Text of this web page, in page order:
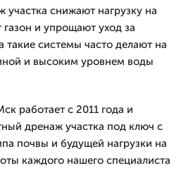
участка снижают нагрузку на
и упрощают уход за
такие системы часто делают на
и высоким уровнем воды
работает с 2011 года и
дренаж участка под ключ с
почвы и будущей нагрузки на
каждого нашего специалиста